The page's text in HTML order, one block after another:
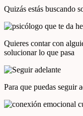
Quizás estás buscando
Quieres contar con
solucionar lo que pasa
Para que puedas seguir